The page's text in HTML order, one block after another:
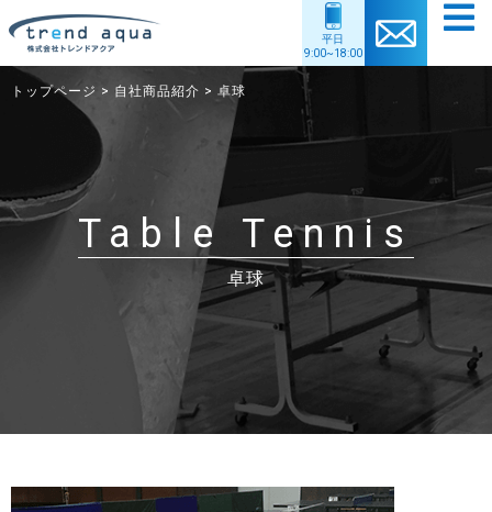
平日
9:00~18:00
トップ
自社商品紹介
企業情報
購入者特典
お問い合わせ
トップページ > 自社商品紹介 > 卓球
Table Tennis
卓球